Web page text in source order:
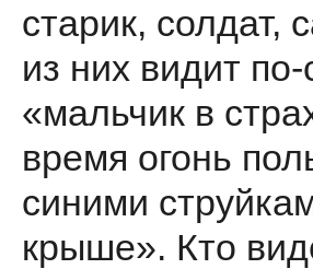
старик, солдат,
из них видит
«мальчик в
время огонь
синими
крыше». Кто